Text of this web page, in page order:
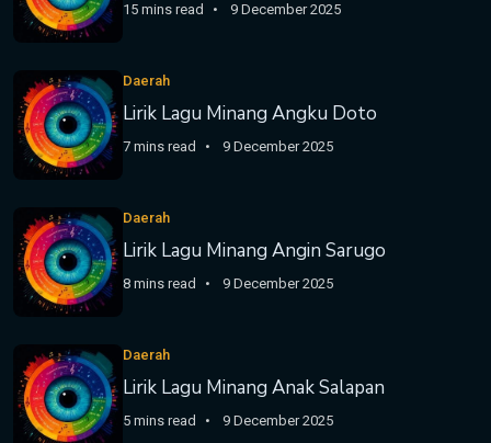
15 mins read 9 December 2025
Daerah
Lirik Lagu Minang Angku Doto
7 mins read 9 December 2025
Daerah
Lirik Lagu Minang Angin Sarugo
8 mins read 9 December 2025
Daerah
Lirik Lagu Minang Anak Salapan
5 mins read 9 December 2025